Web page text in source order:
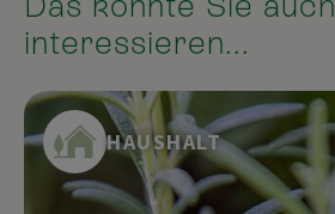
interessieren...
HAUSHALT